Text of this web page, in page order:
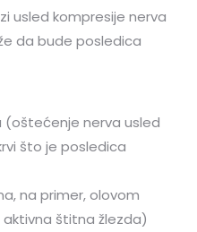
usled kompresije nerva
da bude posledica
nerva usled
što je posledica
na primer, olovom
štitna žlezda)